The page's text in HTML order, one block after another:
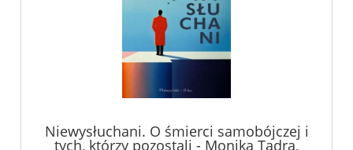
Niewysłuchani. O śmierci samobójczej i
tych, którzy pozostali - Monika Tadra,